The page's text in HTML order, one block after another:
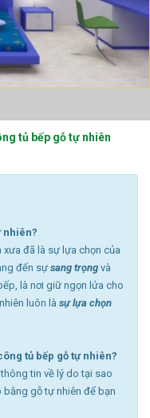
tủ bếp gỗ tự nhiên
nhiên?
đã là sự lựa chọn của
đến sự sang trọng và
là nơi giữ ngọn lửa cho
luôn là sự lựa chọn
tủ bếp gỗ tự nhiên?
tin về lý do tại sao
gỗ tự nhiên để bạn